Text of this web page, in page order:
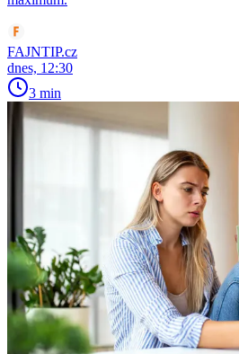
FAJNTIP.cz
dnes, 12:30
3 min